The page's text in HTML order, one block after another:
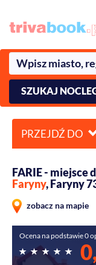
SZUKAJ
PRZEJDŹ DO
FARIE - miejsce
Faryny, Faryny
zobacz na mapie
Ocena na podstawie 0